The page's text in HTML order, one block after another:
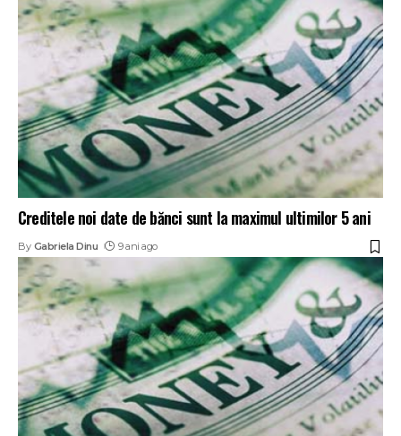
Creditele noi date de bănci sunt la maximul ultimilor 5 ani
By Gabriela Dinu 9 ani ago